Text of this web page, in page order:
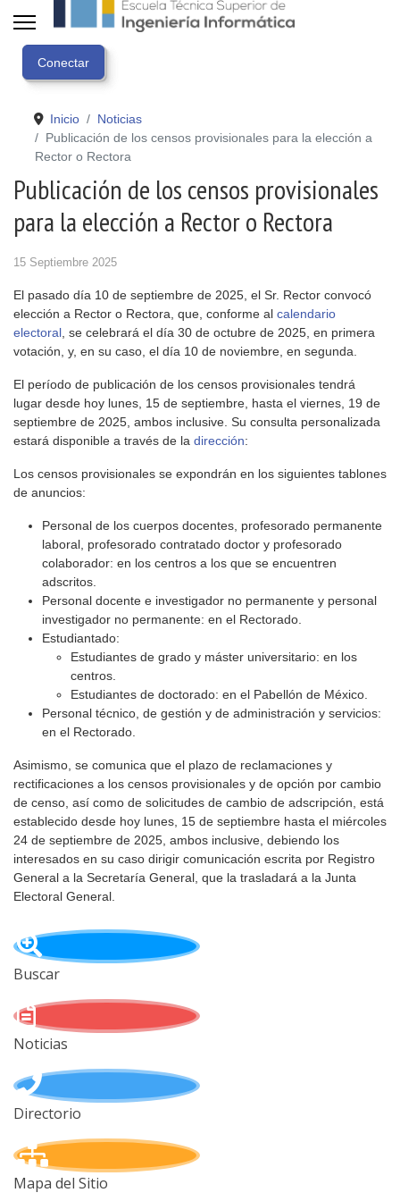
Inicio
Noticias
Publicación de los censos provisionales para la elección a
Rector o Rectora
Publicación de los censos provisionales
para la elección a Rector o Rectora
15 Septiembre 2025
El pasado día 10 de septiembre de 2025, el Sr. Rector convocó
elección a Rector o Rectora, que, conforme al calendario
electoral , se celebrará el día 30 de octubre de 2025, en primera
votación, y, en su caso, el día 10 de noviembre, en segunda.
El período de publicación de los censos provisionales tendrá
lugar desde hoy lunes, 15 de septiembre, hasta el viernes, 19 de
septiembre de 2025, ambos inclusive. Su consulta personalizada
estará disponible a través de la dirección:
Los censos provisionales se expondrán en los siguientes tablones
de anuncios:
Personal de los cuerpos docentes, profesorado permanente
laboral, profesorado contratado doctor y profesorado
colaborador: en los centros a los que se encuentren
adscritos.
Personal docente e investigador no permanente y personal
investigador no permanente: en el Rectorado.
Estudiantado:
Estudiantes de grado y máster universitario: en los
centros.
Estudiantes de doctorado: en el Pabellón de México.
Personal técnico, de gestión y de administración y servicios:
en el Rectorado.
Asimismo, se comunica que el plazo de reclamaciones y
rectificaciones a los censos provisionales y de opción por cambio
de censo, así como de solicitudes de cambio de adscripción, está
establecido desde hoy lunes, 15 de septiembre hasta el miércoles
24 de septiembre de 2025, ambos inclusive, debiendo los
interesados en su caso dirigir comunicación escrita por Registro
General a la Secretaría General, que la trasladará a la Junta
Electoral General.
Buscar
Noticias
Directorio
Mapa del Sitio